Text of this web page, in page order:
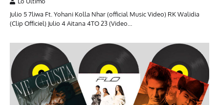
Julio 5 7liwa Ft. Yohani Kolla Nhar (official Music Video) RK Walidia
(Clip Officiel) Julio 4 Aitana 4TO 23 (Video…